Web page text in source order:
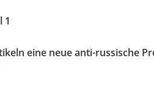
1
eine neue anti-russische